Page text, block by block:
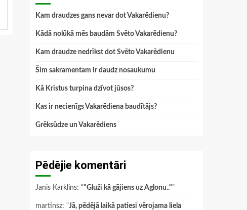
Kam draudzes gans nevar dot Vakarēdienu?
Kādā nolūkā mēs baudām Svēto Vakarēdienu?
Kam draudze nedrīkst dot Svēto Vakarēdienu
Šim sakramentam ir daudz nosaukumu
Kā Kristus turpina dzīvot jūsos?
Kas ir necienīgs Vakarēdiena baudītājs?
Grēksūdze un Vakarēdiens
Pēdējie komentāri
Janis Karklins: “"Gluži kā gājiens uz Aglonu.."”
martinsz: “Jā, pēdējā laikā patiesi vērojama liela